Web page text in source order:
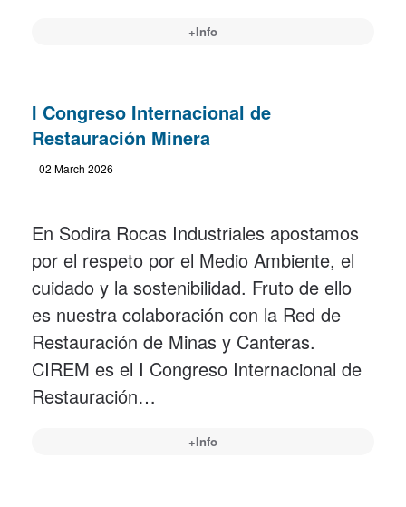
+Info
I Congreso Internacional de
Restauración Minera
02 March 2026
En Sodira Rocas Industriales apostamos
por el respeto por el Medio Ambiente, el
cuidado y la sostenibilidad. Fruto de ello
es nuestra colaboración con la Red de
Restauración de Minas y Canteras.
CIREM es el I Congreso Internacional de
Restauración…
+Info